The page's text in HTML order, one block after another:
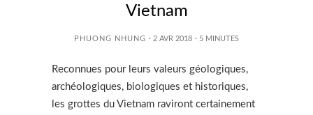
Vietnam
PHUONG NHUNG · 2 AVR 2018 · 5 MINUTES
Reconnues pour leurs valeurs géologiques,
archéologiques, biologiques et historiques,
les grottes du Vietnam raviront certainement